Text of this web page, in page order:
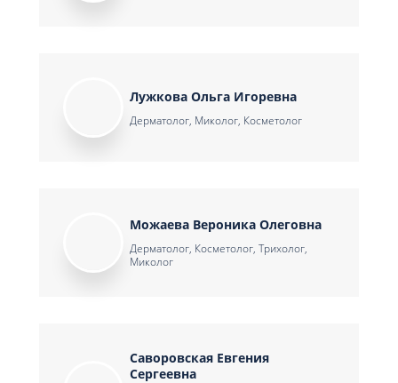
Лужкова Ольга Игоревна
Дерматолог, Миколог, Косметолог
Можаева Вероника Олеговна
Дерматолог, Косметолог, Трихолог,
Миколог
Саворовская Евгения
Сергеевна